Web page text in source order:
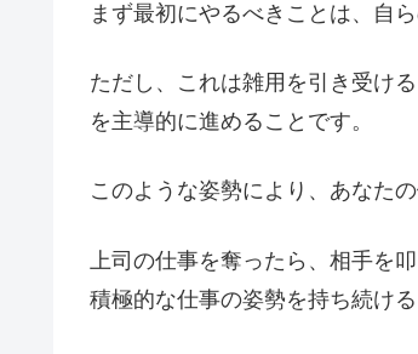
まず最初にやるべきことは、自
ただし、これは雑用を引き受け
を主導的に進めることです。
このような姿勢により、あなた
上司の仕事を奪ったら、相手を
積極的な仕事の姿勢を持ち続け